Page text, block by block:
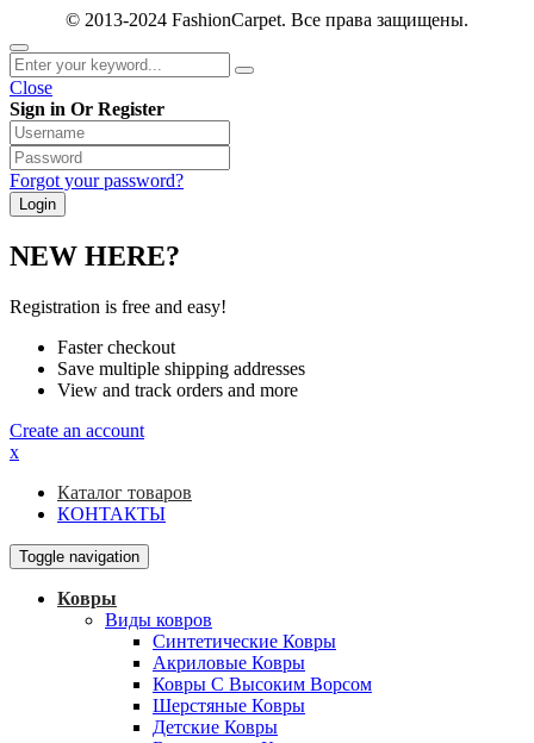
© 2013-2024 FashionCarpet. Все права защищены.
Close
Sign in Or Register
Forgot your password?
NEW HERE?
Registration is free and easy!
Faster checkout
Save multiple shipping addresses
View and track orders and more
Create an account
x
Каталог товаров
КОНТАКТЫ
Toggle navigation
Ковры
Виды ковров
Синтетические Ковры
Акриловые Ковры
Ковры С Высоким Ворсом
Шерстяные Ковры
Детские Ковры